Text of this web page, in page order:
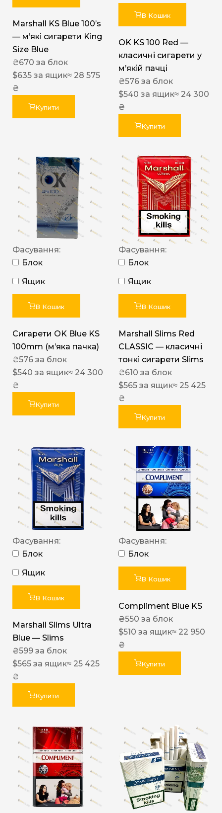
Marshall KS Blue 100’s
— м’які сигарети King
Size Blue
₴670 за блок
$635 за ящик≈ 28 575
₴
Купити
В Кошик
OK KS 100 Red —
класичні сигарети у
м’якій пачці
₴576 за блок
$540 за ящик≈ 24 300
₴
Купити
Фасування:
Блок
Ящик
В Кошик
Сигарети OK Blue KS
100mm (м’яка пачка)
₴576 за блок
$540 за ящик≈ 24 300
₴
Купити
Фасування:
Блок
Ящик
В Кошик
Marshall Slims Red
CLASSIC — класичні
тонкі сигарети Slims
₴610 за блок
$565 за ящик≈ 25 425
₴
Купити
Фасування:
Блок
Ящик
В Кошик
Marshall Slims Ultra
Blue — Slims
₴599 за блок
$565 за ящик≈ 25 425
₴
Купити
Фасування:
Блок
В Кошик
Compliment Blue KS
₴550 за блок
$510 за ящик≈ 22 950
₴
Купити